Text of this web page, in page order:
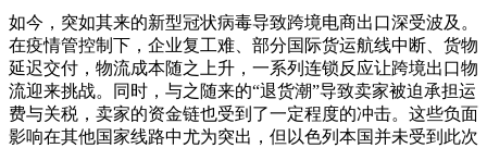
如今，突如其来的新型冠状病毒导致跨境电商出口深受波及。
在疫情管控制下，企业复工难、部分国际货运航线中断、货物
延迟交付，物流成本随之上升，一系列连锁反应让跨境出口物
流迎来挑战。同时，与之随来的“退货潮”导致卖家被迫承担运
费与关税，卖家的资金链也受到了一定程度的冲击。这些负面
影响在其他国家线路中尤为突出，但以色列本国并未受到此次